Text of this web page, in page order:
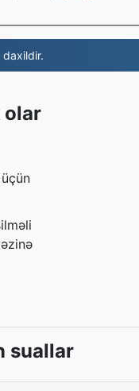
daxildir.
olar
suallar